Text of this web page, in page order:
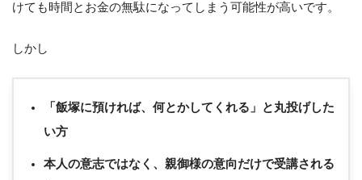
けても時間とお金の無駄になってしまう可能性が高いです。
しかし
「飯塚に預ければ、何とかしてくれる」と丸投げした
い方
本人の意志ではなく、親御様の意向だけで受講される